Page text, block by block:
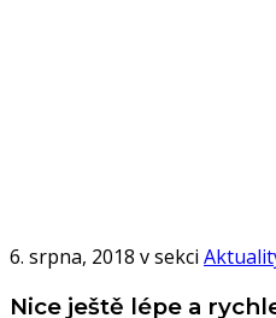
6. srpna, 2018 v sekci
Nice ještě lépe a